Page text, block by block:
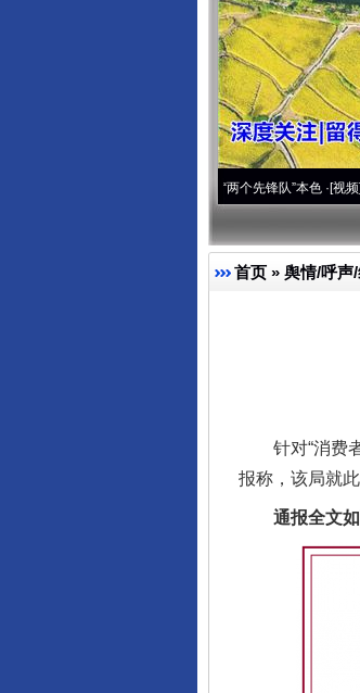
永葆“两个先锋队”本色·[视频]牢记初心
首页 » 舆情/呼声
针对“消费者
报称，该局就
通报全文如